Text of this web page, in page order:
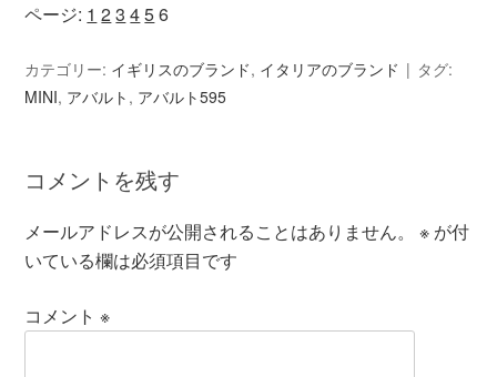
ページ: 1 23 456
カテゴリー: イギリスのブランド, イタリアのブランド
タグ:
MINI, アバルト , アバルト595
コメントを残す
メールアドレスが公開されることはありません。 ※ が付
いている欄は必須項目です
コメント※